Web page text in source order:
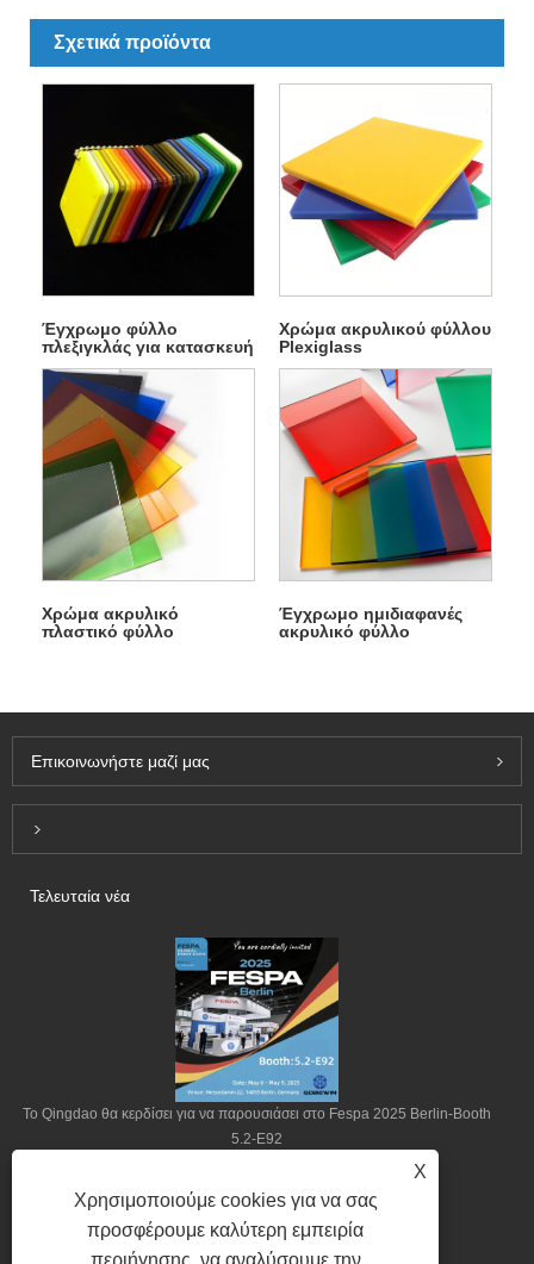
Σχετικά προϊόντα
Έγχρωμο φύλλο
πλεξιγκλάς για κατασκευή
επίπλων
Χρώμα ακρυλικού φύλλου
Plexiglass
Χρώμα ακρυλικό
πλαστικό φύλλο
Έγχρωμο ημιδιαφανές
ακρυλικό φύλλο
Επικοινωνήστε μαζί μας
Inquiry For Pricelist
Τελευταία νέα
Το Qingdao θα κερδίσει για να παρουσιάσει στο Fespa 2025 Berlin-Booth
5.2-E92
X
Χρησιμοποιούμε cookies για να σας
προσφέρουμε καλύτερη εμπειρία
περιήγησης, να αναλύσουμε την